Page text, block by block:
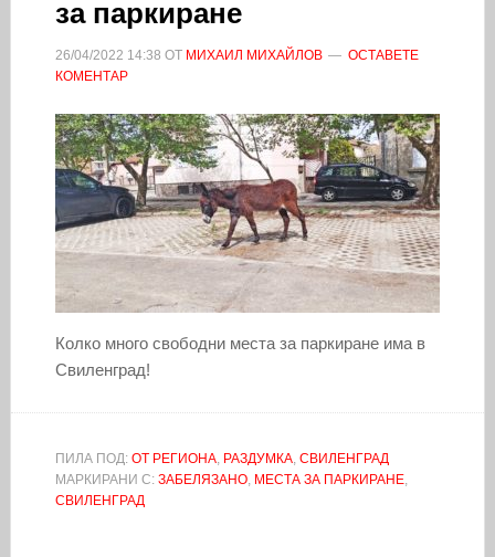
за паркиране
26/04/2022 14:38 ОТ МИХАИЛ МИХАЙЛОВ
ОСТАВЕТЕ
КОМЕНТАР
Колко много свободни места за паркиране има в
Свиленград!
ПИЛА ПОД: ОТ РЕГИОНА, РАЗДУМКА, СВИЛЕНГРАД
МАРКИРАНИ С: ЗАБЕЛЯЗАНО, МЕСТА ЗА ПАРКИРАНЕ,
СВИЛЕНГРАД